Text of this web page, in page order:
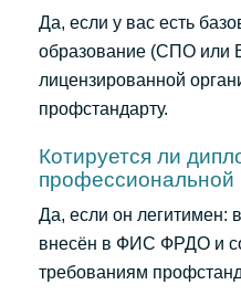
Да, если у вас есть
образование (СПО или
лицензированной
профстандарту.
Котируется ли
профессиональной
Да, если он легитимен:
внесён в ФИС ФРДО и
требованиям